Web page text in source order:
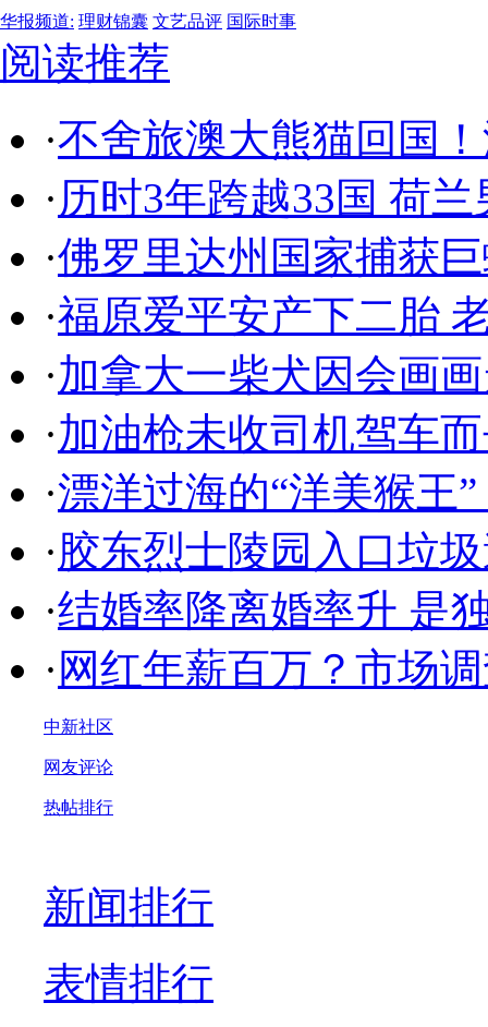
华报频道: 理财锦囊 文艺品评 国际时事
阅读推荐
·不舍旅澳大熊猫回国
·历时3年跨越33国 荷
·佛罗里达州国家捕获
·福原爱平安产下二胎
·加拿大一柴犬因会画
·加油枪未收司机驾车
·漂洋过海的“洋美猴王
·胶东烈士陵园入口垃
·结婚率降离婚率升 是
· 网红年薪百万？市场
中新社区
网友评论
热帖排行
新闻排行
表情排行